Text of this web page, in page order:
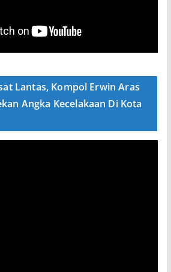
Lantas, Kompol Erwin Aras
Angka Kecelakaan Di Kota